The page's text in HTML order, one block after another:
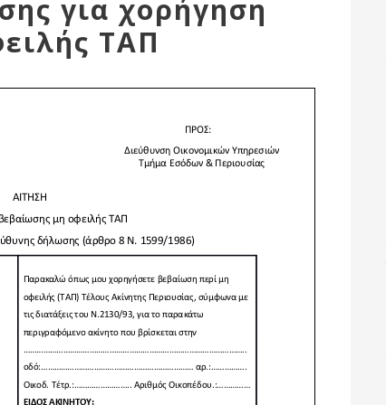
περιβάλλον
Πολιτική
για χορήγηση
ΤΑΠ